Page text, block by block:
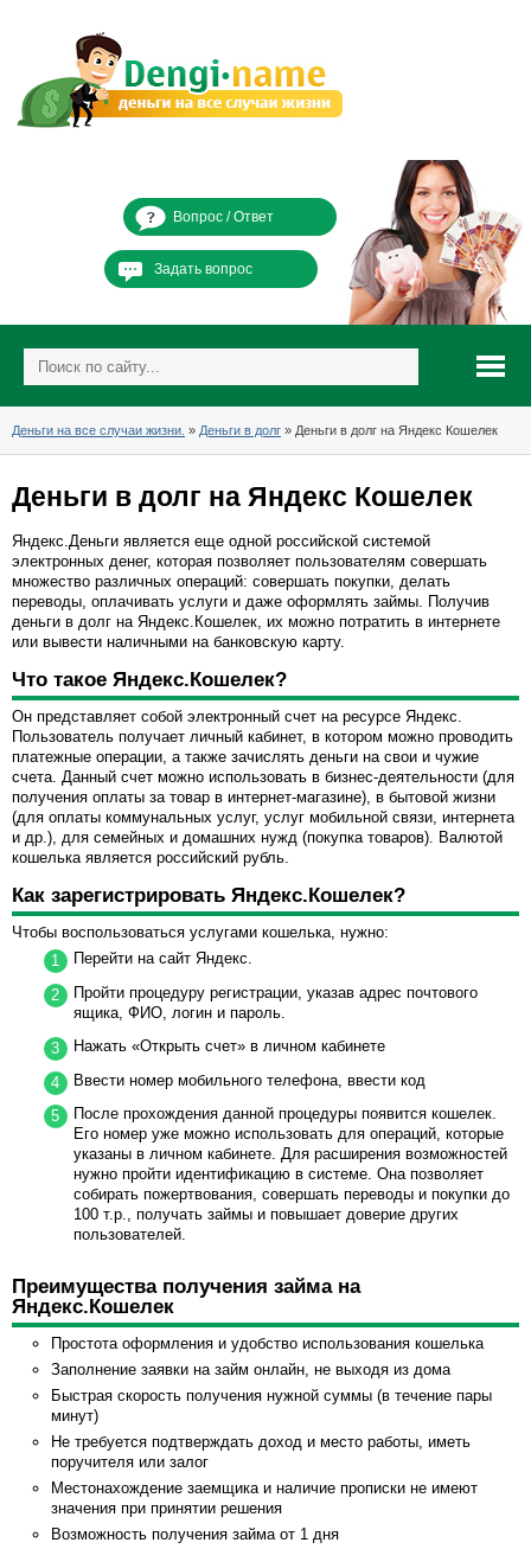
Вопрос / Ответ
Задать вопрос
Деньги на все случаи жизни. » Деньги в долг » Деньги в долг на Яндекс Кошелек
Деньги в долг на Яндекс Кошелек
Яндекс.Деньги является еще одной российской системой
электронных денег, которая позволяет пользователям совершать
множество различных операций: совершать покупки, делать
переводы, оплачивать услуги и даже оформлять займы. Получив
деньги в долг на Яндекс.Кошелек, их можно потратить в интернете
или вывести наличными на банковскую карту.
Что такое Яндекс.Кошелек?
Он представляет собой электронный счет на ресурсе Яндекс.
Пользователь получает личный кабинет, в котором можно проводить
платежные операции, а также зачислять деньги на свои и чужие
счета. Данный счет можно использовать в бизнес-деятельности (для
получения оплаты за товар в интернет-магазине), в бытовой жизни
(для оплаты коммунальных услуг, услуг мобильной связи, интернета
и др.), для семейных и домашних нужд (покупка товаров). Валютой
кошелька является российский рубль.
Как зарегистрировать Яндекс.Кошелек?
Чтобы воспользоваться услугами кошелька, нужно:
Перейти на сайт Яндекс.
Пройти процедуру регистрации, указав адрес почтового
ящика, ФИО, логин и пароль.
Нажать «Открыть счет» в личном кабинете
Ввести номер мобильного телефона, ввести код
После прохождения данной процедуры появится кошелек.
Его номер уже можно использовать для операций, которые
указаны в личном кабинете. Для расширения возможностей
нужно пройти идентификацию в системе. Она позволяет
собирать пожертвования, совершать переводы и покупки до
100 т.р., получать займы и повышает доверие других
пользователей.
Преимущества получения займа на
Яндекс.Кошелек
Простота оформления и удобство использования кошелька
Заполнение заявки на займ онлайн, не выходя из дома
Быстрая скорость получения нужной суммы (в течение пары
минут)
Не требуется подтверждать доход и место работы, иметь
поручителя или залог
Местонахождение заемщика и наличие прописки не имеют
значения при принятии решения
Возможность получения займа от 1 дня